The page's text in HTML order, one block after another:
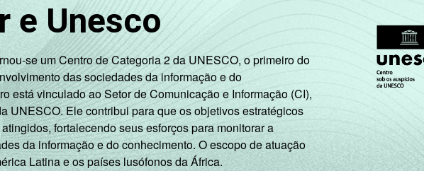
e Unesco
se um Centro de Categoria 2 da UNESCO, o primeiro do
das sociedades da informação e do
está vinculado ao Setor de Comunicação e Informação (CI),
UNESCO. Ele contribui para que os objetivos estratégicos
fortalecendo seus esforços para monitorar a
da informação e do conhecimento. O escopo de atuação
Latina e os países lusófonos da África.